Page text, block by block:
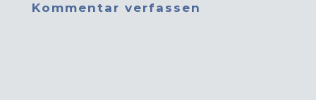
Kommentar verfassen